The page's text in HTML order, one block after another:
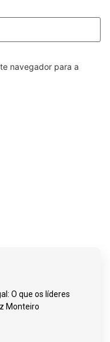
navegador para a
O que os líderes
Monteiro